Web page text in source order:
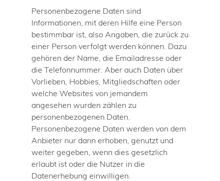
Personenbezogene Daten sind
Informationen, mit deren Hilfe eine Person
bestimmbar ist, also Angaben, die zurück zu
einer Person verfolgt werden können. Dazu
gehören der Name, die Emailadresse oder
die Telefonnummer. Aber auch Daten über
Vorlieben, Hobbies, Mitgliedschaften oder
welche Websites von jemandem
angesehen wurden zählen zu
personenbezogenen Daten.
Personenbezogene Daten werden von dem
Anbieter nur dann erhoben, genutzt und
weiter gegeben, wenn dies gesetzlich
erlaubt ist oder die Nutzer in die
Datenerhebung einwilligen.